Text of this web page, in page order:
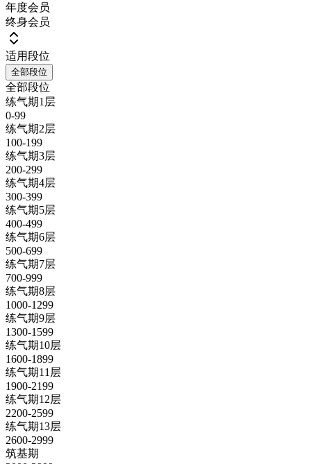
年度会员
终身会员
适用段位
全部段位
全部段位
练气期1层
0-99
练气期2层
100-199
练气期3层
200-299
练气期4层
300-399
练气期5层
400-499
练气期6层
500-699
练气期7层
700-999
练气期8层
1000-1299
练气期9层
1300-1599
练气期10层
1600-1899
练气期11层
1900-2199
练气期12层
2200-2599
练气期13层
2600-2999
筑基期